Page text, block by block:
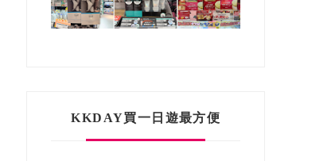
KKDAY買一日遊最方便